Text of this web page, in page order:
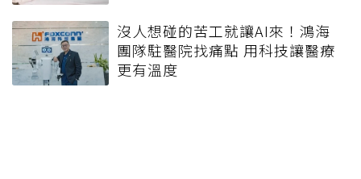
沒人想碰的苦工就讓AI來！鴻海
團隊駐醫院找痛點 用科技讓醫療
更有溫度